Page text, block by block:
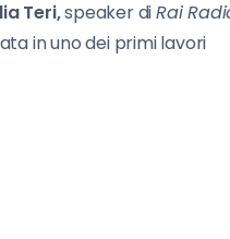
Teri,speaker diRai
in uno dei primi lavori